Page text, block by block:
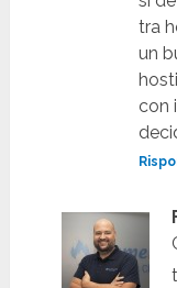
tra
un
con